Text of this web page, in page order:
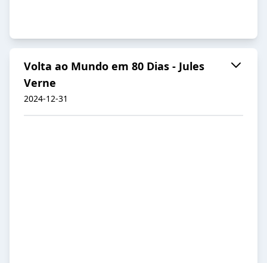
Volta ao Mundo em 80 Dias - Jules
Verne
2024-12-31